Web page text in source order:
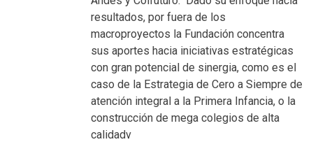
resultados, por fuera de los
macroproyectos la Fundación concentra
sus aportes hacia iniciativas estratégicas
con gran potencial de sinergia, como es el
caso de la Estrategia de Cero a Siempre de
atención integral a la Primera Infancia, o la
construcción de mega colegios de alta
calidadv